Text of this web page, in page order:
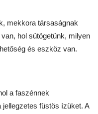
mekkora társaságnak
hol sütögetünk, milyen
és eszköz van.
a faszénnek
füstös ízüket. A